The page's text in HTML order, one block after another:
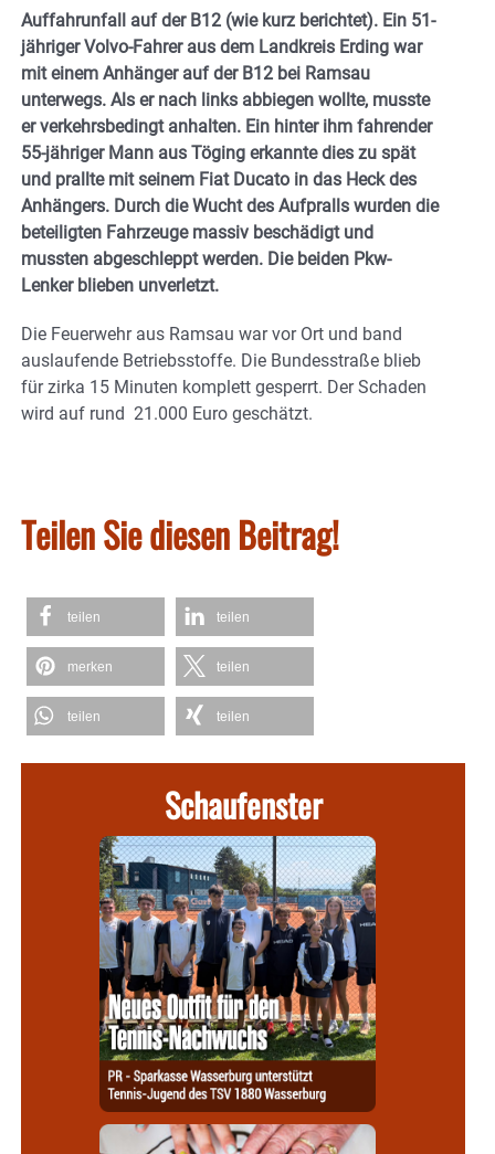
Auffahrunfall auf der B12 (wie kurz berichtet). Ein 51-
jähriger Volvo-Fahrer aus dem Landkreis Erding war
mit einem Anhänger auf der B12 bei Ramsau
unterwegs. Als er nach links abbiegen wollte, musste
er verkehrsbedingt anhalten. Ein hinter ihm fahrender
55-jähriger Mann aus Töging erkannte dies zu spät
und prallte mit seinem Fiat Ducato in das Heck des
Anhängers. Durch die Wucht des Aufpralls wurden die
beteiligten Fahrzeuge massiv beschädigt und
mussten abgeschleppt werden. Die beiden Pkw-
Lenker blieben unverletzt.
Die Feuerwehr aus Ramsau war vor Ort und band
auslaufende Betriebsstoffe. Die Bundesstraße blieb
für zirka 15 Minuten komplett gesperrt. Der Schaden
wird auf rund 21.000 Euro geschätzt.
Teilen Sie diesen Beitrag!
teilen teilen
merken teilen
teilen teilen
Schaufenster